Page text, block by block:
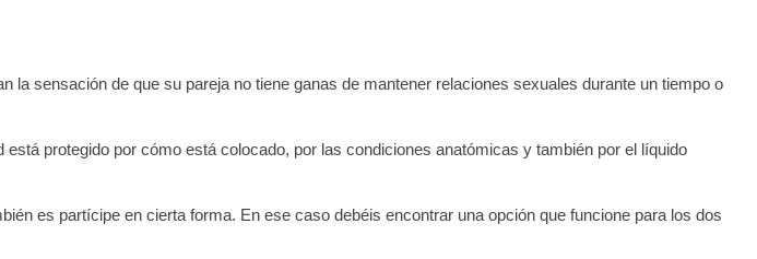
la sensación de que su pareja no tiene ganas de mantener relaciones sexuales durante un tiempo o
protegido por cómo está colocado, por las condiciones anatómicas y también por el líquido
es partícipe en cierta forma. En ese caso debéis encontrar una opción que funcione para los dos